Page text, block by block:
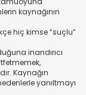
kaynağının
hiç kimse “suçlu”
inandırıcı
Kaynağın
yanıltmayı